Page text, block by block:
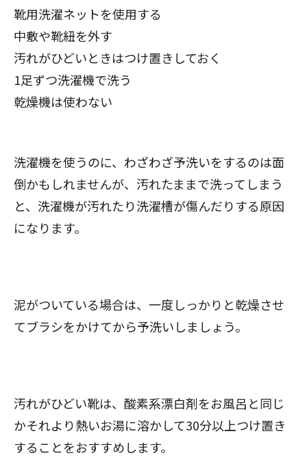
靴用洗濯ネットを使用する
中敷や靴紐を外す
汚れがひどいときはつけ置きしておく
1足ずつ洗濯機で洗う
乾燥機は使わない
洗濯機を使うのに、わざわざ予洗いをするのは面
倒かもしれませんが、汚れたままで洗ってしまう
と、洗濯機が汚れたり洗濯槽が傷んだりする原因
になります。
泥がついている場合は、一度しっかりと乾燥させ
てブラシをかけてから予洗いしましょう。
汚れがひどい靴は、酸素系漂白剤をお風呂と同じ
かそれより熱いお湯に溶かして30分以上つけ置き
することをおすすめします。